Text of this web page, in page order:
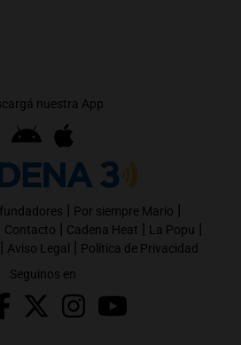
nuestra App
| Por siempre Mario |
Contacto | Cadena Heat | La Popu |
| Aviso Legal | Política de Privacidad
Seguinos en